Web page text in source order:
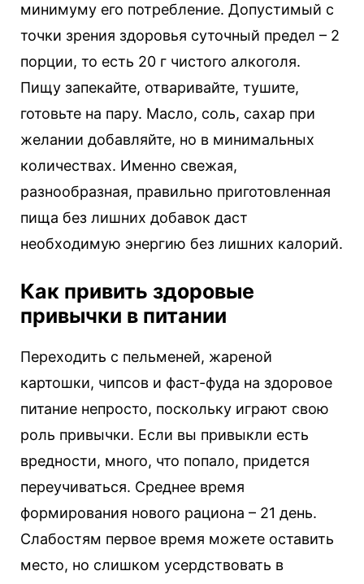
минимуму его потребление. Допустимый с
точки зрения здоровья суточный предел – 2
порции, то есть 20 г чистого алкоголя.
Пищу запекайте, отваривайте, тушите,
готовьте на пару. Масло, соль, сахар при
желании добавляйте, но в минимальных
количествах. Именно свежая,
разнообразная, правильно приготовленная
пища без лишних добавок даст
необходимую энергию без лишних калорий.
Как привить здоровые
привычки в питании
Переходить с пельменей, жареной
картошки, чипсов и фаст-фуда на здоровое
питание непросто, поскольку играют свою
роль привычки. Если вы привыкли есть
вредности, много, что попало, придется
переучиваться. Среднее время
формирования нового рациона – 21 день.
Слабостям первое время можете оставить
место, но слишком усердствовать в